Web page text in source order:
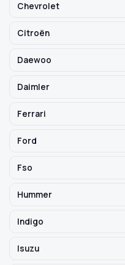
Chevrolet
Citroën
Daewoo
Daimler
Ferrari
Ford
Fso
Hummer
Indigo
Isuzu